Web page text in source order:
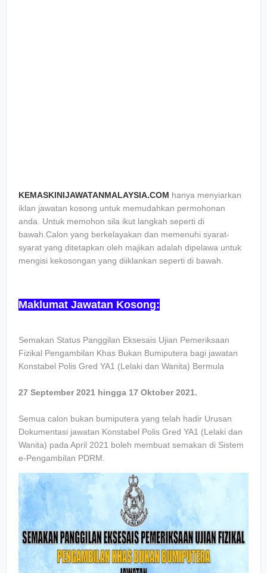
KEMASKINIJAWATANMALAYSIA.COM hanya menyiarkan
iklan jawatan kosong untuk memudahkan permohonan
anda. Untuk memohon sila ikut langkah seperti di
bawah.Calon yang berkelayakan dan memenuhi syarat-
syarat yang ditetapkan oleh majikan adalah dipelawa untuk
mengisi kekosongan yang diiklankan seperti di bawah.
Maklumat Jawatan Kosong:
Semakan Status Panggilan Eksesais Ujian Pemeriksaan
Fizikal Pengambilan Khas Bukan Bumiputera bagi jawatan
Konstabel Polis Gred YA1 (Lelaki dan Wanita) Bermula
27 September 2021 hingga 17 Oktober 2021.
Semua calon bukan bumiputera yang telah hadir Urusan
Dokumentasi jawatan Konstabel Polis Gred YA1 (Lelaki dan
Wanita) pada April 2021 boleh membuat semakan di Sistem
e-Pengambilan PDRM.